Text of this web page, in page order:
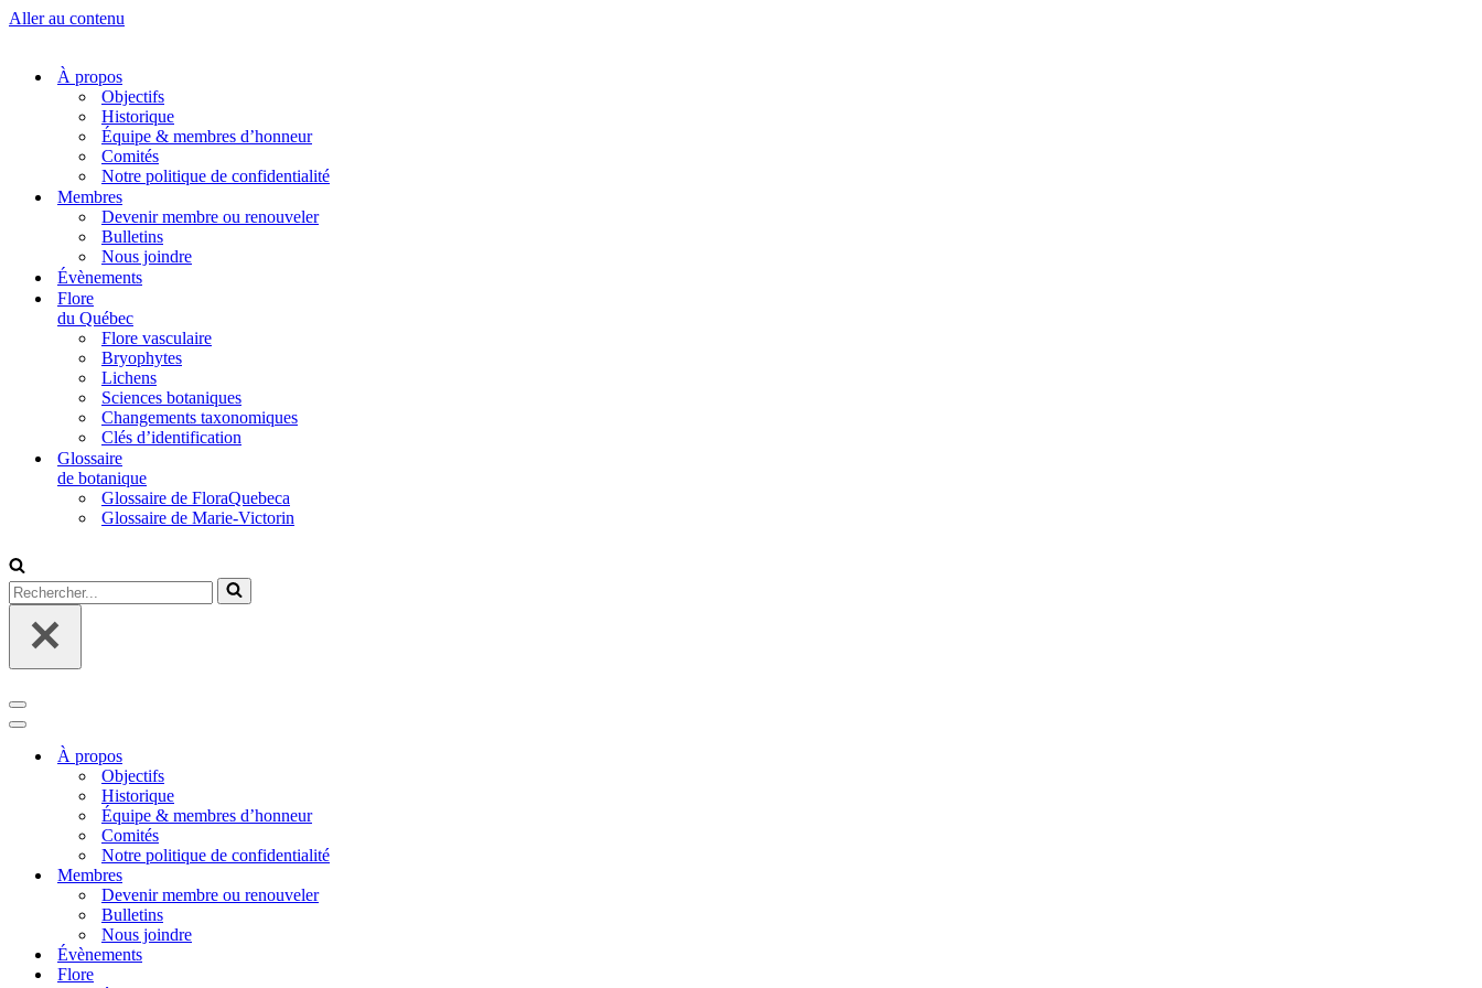
Aller au contenu
À propos
Objectifs
Historique
Équipe & membres d’honneur
Comités
Notre politique de confidentialité
Membres
Devenir membre ou renouveler
Bulletins
Nous joindre
Évènements
Flore
du Québec
Flore vasculaire
Bryophytes
Lichens
Sciences botaniques
Changements taxonomiques
Clés d’identification
Glossaire
de botanique
Glossaire de FloraQuebeca
Glossaire de Marie-Victorin
Rechercher...
Menu
de
navigation
Menu
navigationÀ propos
Objectifs
Historique
Équipe & membres d’honneur
Comités
Notre politique de confidentialité
Membres
Devenir membre ou renouveler
Bulletins
Nous joindre
Évènements
Flore